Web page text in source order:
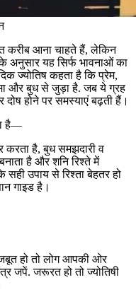
करीब आना चाहते हैं, लेकिन
अनुसार यह सिर्फ भावनाओं का
ज्योतिष कहता है कि प्रेम,
और बुध से जुड़ा है. जब ये ग्रह
होने पर समस्याएं बढ़ती हैं।
है—
करता है, बुध समझदारी व
है और शनि रिश्ते में
उपाय से रिश्ता बेहतर हो
गाइड है।
हो तो लोग आपकी ओर
जपें. जरूरत हो तो ज्योतिषी